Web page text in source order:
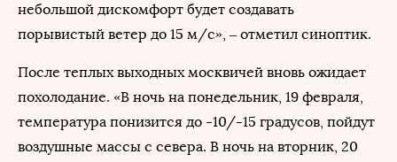
небольшой дискомфорт будет создавать
порывистый ветер до 15 м/c», – отметил синоптик.
После теплых выходных москвичей вновь ожидает
похолодание. «В ночь на понедельник, 19 февраля,
температура понизится до -10/-15 градусов, пойдут
воздушные массы с севера. В ночь на вторник, 20